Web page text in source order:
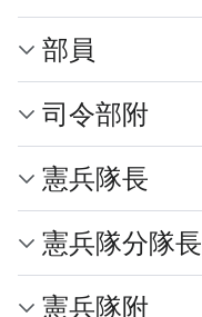
部員
司令部附
憲兵隊長
憲兵隊分隊長
憲兵隊附